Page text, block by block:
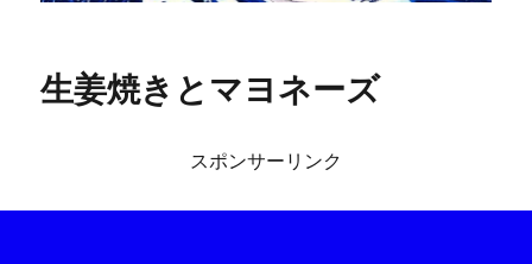
生姜焼きとマヨネーズ
スポンサーリンク